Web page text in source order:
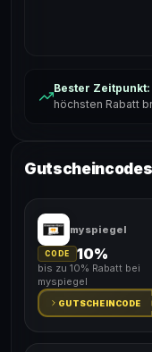
Bester Zeitpunkt:
höchsten Rabatt
myspiegel
CODE 10%
bis zu 10% Rabatt bei
myspiegel
GUTSCHEINCODE